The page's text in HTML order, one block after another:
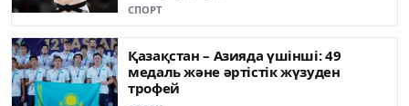
СПОРТ
Қазақстан – Азияда үшінші: 49
медаль жəне əртістік жүзуден
трофей